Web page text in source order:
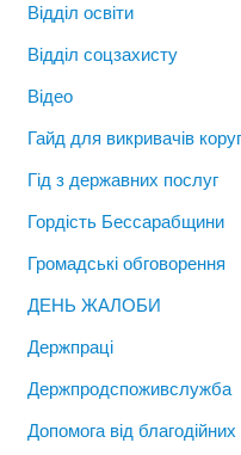
Відділ освіти
Відділ соцзахисту
Відео
Гайд для викривачів
Гід з державних послуг
Гордість Бессарабщини
Громадські обговорення
ДЕНЬ ЖАЛОБИ
Держпраці
Держпродспоживслужба
Допомога від